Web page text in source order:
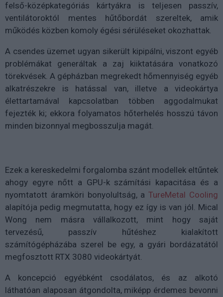
felső-középkategóriás kártyákra is teljesen passzív,
ventilátoroktól mentes hűtőbordát szereltek, amik
működés közben komoly égési sérüléseket okozhattak.
A csendes üzemet ugyan sikerült kipipálni, viszont egyéb
problémákat generáltak a zaj kiiktatására vonatkozó
törekvések. A gépházban megrekedt hőmennyiség egyéb
alkatrészekre is hatással van, illetve a videokártya
élettartamával kapcsolatban többen aggodalmukat
fejezték ki; ekkora folyamatos hőterhelés hosszú távon
minden bizonnyal megbosszulja magát.
Ezek a kereskedelmi forgalomba szánt modellek eltűntek
ahogy egyre nőtt a GPU-k számítási kapacitása és a
nyomtatott áramköri bonyolultság, aTureMetal Cooling
alapítója pedig megmutatta, hogy ez így is van jól. Mical
Wong nem másra vállalkozott, mint hogy saját
tervezésű, passzív hűtéshez kialakított
számítógépházába szerel be egy, a gyári bordázatától
megfosztott RTX 3080 videokártyát.
A koncepció egyébként csodálatos, és az alkotó
láthatóan alaposan átgondolta, miképp érdemes bevonni